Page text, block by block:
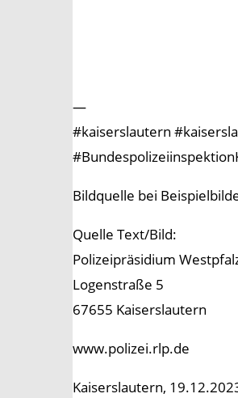
—
#kaiserslautern
Bildquelle bei
Quelle Text/Bild:
Polizeipräsidium
Logenstraße 5
67655 Kaiserslautern
www.polizei.rlp.de
Kaiserslautern,